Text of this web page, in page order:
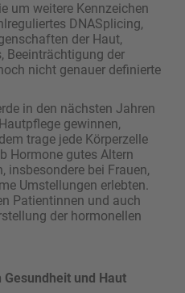
um weitere Kennzeichen
DNASplicing,
der Haut,
Beeinträchtigung der
nicht genauer definierte
in den nächsten Jahren
gewinnen,
trage jede Körperzelle
Hormone gutes Altern
insbesondere bei Frauen,
Umstellungen erlebten.
Patientinnen und auch
der hormonellen
und Haut